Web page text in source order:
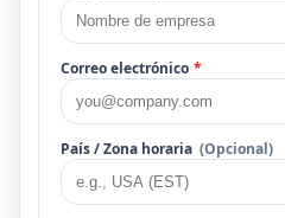
Correo electrónico *
País / Zona horaria (Opcional)